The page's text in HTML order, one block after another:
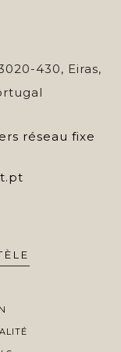
430, Eiras,
réseau fixe